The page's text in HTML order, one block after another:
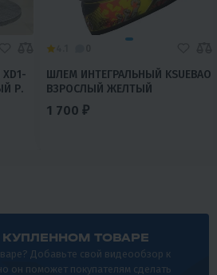
Р.
ШЛЕМ ИНТЕГРАЛЬНЫЙ KSUEBAO
ВЗРОСЛЫЙ ЖЕЛТЫЙ
1 700 ₽
ТОВАРЕ
Добавьте свой видеообзор к
он поможет покупателям сделать